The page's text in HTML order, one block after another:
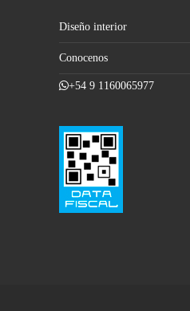
Diseño interior
Conocenos
+54 9 1160065977